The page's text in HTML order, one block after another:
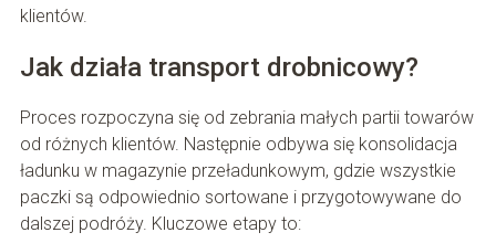
klientów.
Jak działa transport drobnicowy?
Proces rozpoczyna się od zebrania małych partii towarów
od różnych klientów. Następnie odbywa się konsolidacja
ładunku w magazynie przeładunkowym, gdzie wszystkie
paczki są odpowiednio sortowane i przygotowywane do
dalszej podróży. Kluczowe etapy to: